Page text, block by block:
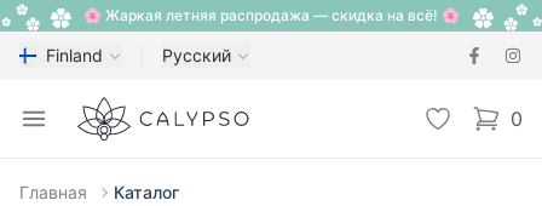
🌸 Жаркая летняя распродажа — скидка на всё! 🌸
Finland Русский
Open menu
Calypso Избранное
0
items
Главная Каталог